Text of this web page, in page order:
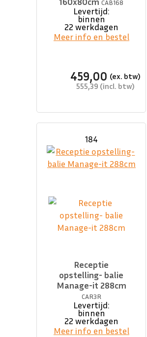
CAB168
Levertijd:
binnen
22 werkdagen
459,00
555,39
Meer info en bestel
184
Receptie
opstelling- balie
Manage-it 288cm
CAR3R
Levertijd:
binnen
22 werkdagen
Meer info en bestel